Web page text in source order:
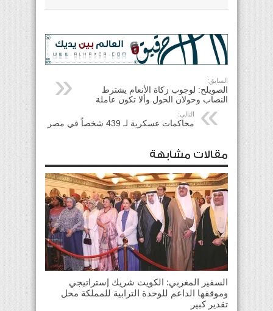
السابق:
الصويلح: لوجوب زكاة الأنعام يشترط
النصاب وحولان الحول وألا تكون عاملة
التالي:
محاكمات عسكرية لـ 439 شخصاً في مصر
مقالات مشابهة
السفير المغربي: الكويت شريك إستراتيجي
وموقفها الداعم للوحدة الترابية للمملكة محل
تقدير كبير